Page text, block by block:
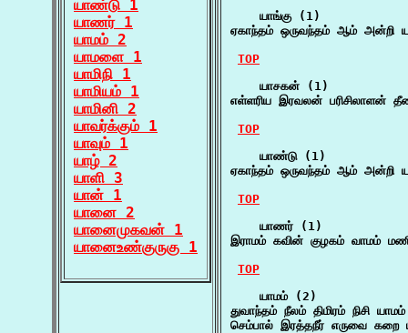
யாண்டு 1
யாணர் 1
யாமம் 2
யாமளை 1
யாமிநி 1
யாமியம் 1
யாமினி 2
யாவர்க்கும் 1
யாவும் 1
யாழ் 2
யாளி 3
யான் 1
யானை 2
யானைமுகவன் 1
யானைஉண்குருகு 1
    யாங்கு (1)
ஏகாந்தம் ஒருவந்தம் ஆம் அன்றி
TOP
    யாசகன் (1)
எள்ளரிய இரவலன்
TOP
    யாண்டு (1)
ஏகாந்தம் ஒருவந்தம் ஆம் அன்றி
TOP
    யாணர் (1)
இராமம் கவின் குழகம் வாமம்
TOP
    யாமம் (2)
துவாந்தம் நீலம் திமிரம் நிசி
செம்பால் இரத்தநீர் எருவை